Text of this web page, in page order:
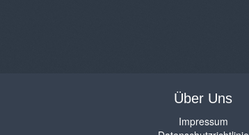
Über Uns
Impressum